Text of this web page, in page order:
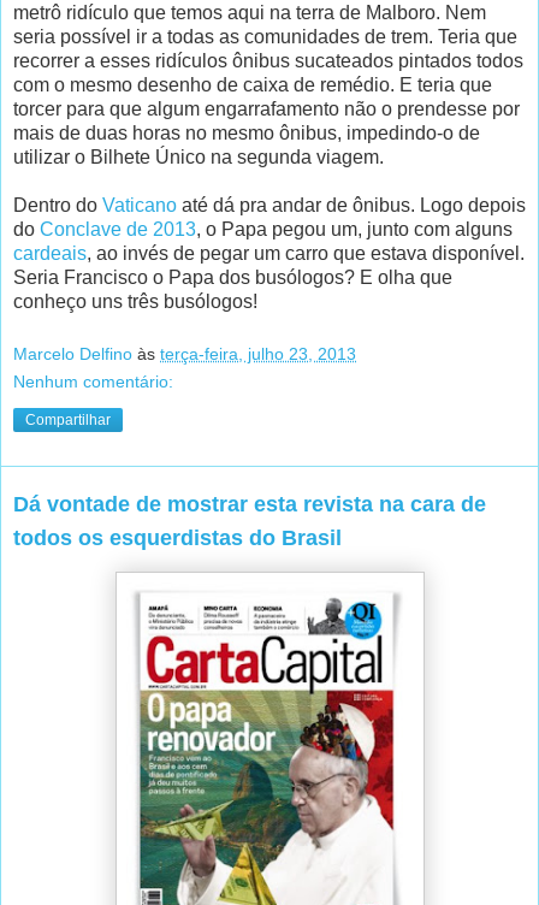
metrô ridículo que temos aqui na terra de Malboro. Nem
seria possível ir a todas as comunidades de trem. Teria que
recorrer a esses ridículos ônibus sucateados pintados todos
com o mesmo desenho de caixa de remédio. E teria que
torcer para que algum engarrafamento não o prendesse por
mais de duas horas no mesmo ônibus, impedindo-o de
utilizar o Bilhete Único na segunda viagem.
Dentro do Vaticano até dá pra andar de ônibus. Logo depois
do Conclave de 2013, o Papa pegou um, junto com alguns
cardeais, ao invés de pegar um carro que estava disponível.
Seria Francisco o Papa dos busólogos? E olha que
conheço uns três busólogos!
Marcelo Delfino às terça-feira, julho 23, 2013
Nenhum comentário:
Compartilhar
Dá vontade de mostrar esta revista na cara de
todos os esquerdistas do Brasil